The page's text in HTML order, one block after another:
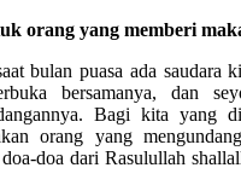
orang yang memberi
bulan puasa ada saudara
bersamanya, dan
Bagi kita yang
orang yang
doa dari Rasulullah